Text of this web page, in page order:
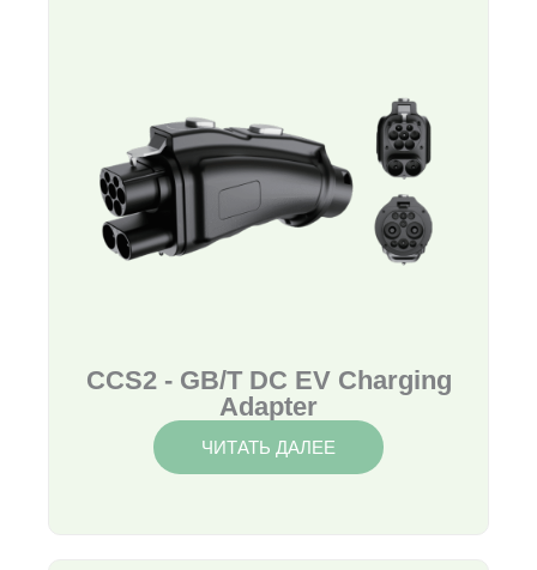
CCS2 - GB/T DC EV Charging
Adapter
ЧИТАТЬ ДАЛЕЕ